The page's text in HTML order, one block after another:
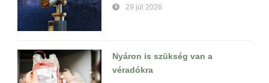
29 júl 2026
Nyáron is szükség van a
véradókra